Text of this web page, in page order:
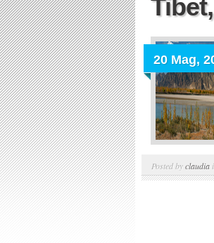
20 Mag,
Posted byclaudia